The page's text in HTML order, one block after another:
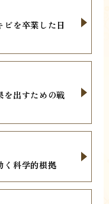
を卒業した日
を出すための戦
く科学的根拠